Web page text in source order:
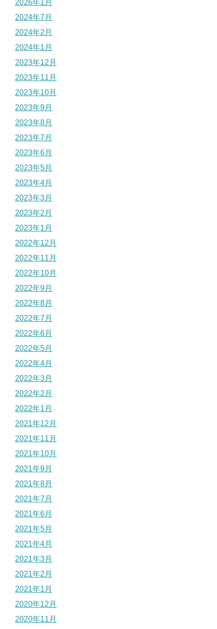
2026年1月
2024年7月
2024年2月
2024年1月
2023年12月
2023年11月
2023年10月
2023年9月
2023年8月
2023年7月
2023年6月
2023年5月
2023年4月
2023年3月
2023年2月
2023年1月
2022年12月
2022年11月
2022年10月
2022年9月
2022年8月
2022年7月
2022年6月
2022年5月
2022年4月
2022年3月
2022年2月
2022年1月
2021年12月
2021年11月
2021年10月
2021年9月
2021年8月
2021年7月
2021年6月
2021年5月
2021年4月
2021年3月
2021年2月
2021年1月
2020年12月
2020年11月